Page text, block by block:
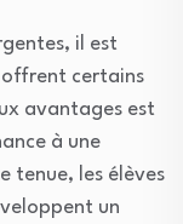
il est
offrent certains
avantages est
à une
tenue, les élèves
un